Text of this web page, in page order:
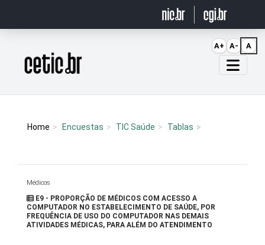
Página inicial
Home Encuestas TIC Saúde Tablas
Médicos
E9 - PROPORÇÃO DE MÉDICOS COM ACESSO A
COMPUTADOR NO ESTABELECIMENTO DE SAÚDE, POR
FREQUÊNCIA DE USO DO COMPUTADOR NAS DEMAIS
ATIVIDADES MÉDICAS, PARA ALÉM DO ATENDIMENTO
A+ A- A